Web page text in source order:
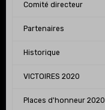
Comité directeur
Partenaires
Historique
VICTOIRES 2020
Places d'honneur 2020